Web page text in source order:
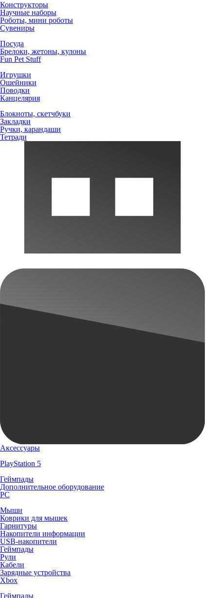
Конструкторы
Научные наборы
Роботы, мини роботы
Сувениры
Посуда
Брелоки, жетоны, кулоны
Fun Pet Stuff
Игрушки
Ошейники
Поводки
Канцелярия
Блокноты, скетчбуки
Закладки
Ручки, карандаши
Тетради
Аксессуары
PlayStation 5
Геймпады
Дополнительное оборудование
PC
Мыши
Коврики для мышек
Гарнитуры
Накопители информации
USB-накопители
Геймпады
Рули
Кабели
Зарядные устройства
Xbox
Геймпады